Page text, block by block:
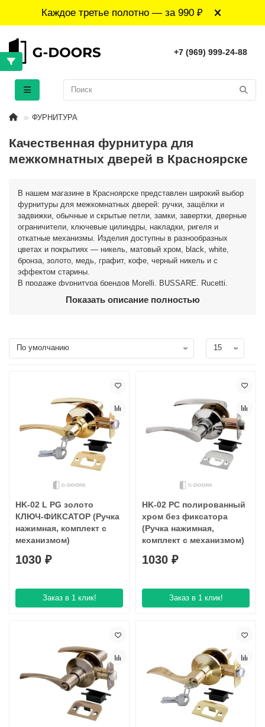
Каждое третье полотно — за 990 ₽
+7 (969) 999-24-88
ФУРНИТУРА
Качественная фурнитура для
межкомнатных дверей в Красноярске
В нашем магазине в Красноярске представлен широкий выбор
фурнитуры для межкомнатных дверей: ручки, защёлки и
задвижки, обычные и скрытые петли, замки, завертки, дверные
ограничители, ключевые цилиндры, накладки, ригеля и
откатные механизмы. Изделия доступны в разнообразных
цветах и покрытиях — никель, матовый хром, black, white,
бронза, золото, медь, графит, кофе, черный никель и с
эффектом старины.
В продаже фурнитура брендов Morelli, BUSSARE, Rucetti,
ассортимент в наличии на складе. Обеспечиваем быструю
Показать описание полностью
HK-02 L PG золото
КЛЮЧ-ФИКСАТОР (Ручка
нажимная, комплект с
механизмом)
1030 ₽
Заказ в 1 клик!
HK-02 PC полированный
хром без фиксатора
(Ручка нажимная,
комплект с механизмом)
1030 ₽
Заказ в 1 клик!